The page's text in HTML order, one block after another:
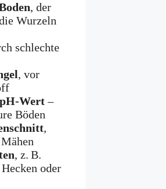
, der
Wurzeln
schlechte
, vor
Wert–
Böden
,
, z. B.
oder